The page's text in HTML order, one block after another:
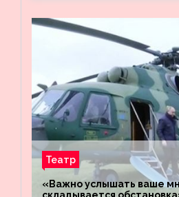
Театр
«Важно услышать ваше